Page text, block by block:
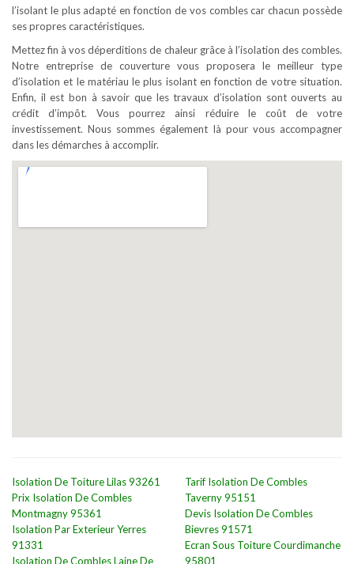
l’isolant le plus adapté en fonction de vos combles car chacun possède
ses propres caractéristiques.
Mettez fin à vos déperditions de chaleur grâce à l’isolation des combles.
Notre entreprise de couverture vous proposera le meilleur type
d’isolation et le matériau le plus isolant en fonction de votre situation.
Enfin, il est bon à savoir que les travaux d’isolation sont ouverts au
crédit d’impôt. Vous pourrez ainsi réduire le coût de votre
investissement. Nous sommes également là pour vous accompagner
dans les démarches à accomplir.
Isolation De Toiture Lilas 93261
Prix Isolation De Combles
Montmagny 95361
Isolation Par Exterieur Yerres
91331
Isolation De Combles Laine De
Tarif Isolation De Combles
Taverny 95151
Devis Isolation De Combles
Bievres 91571
Ecran Sous Toiture Courdimanche
95801